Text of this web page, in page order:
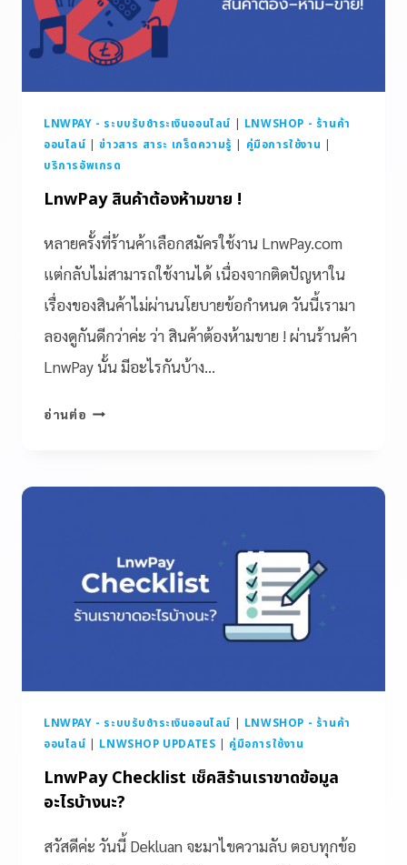
LNWPAY - ระบบรับชำระเงินออนไลน์ | LNWSHOP - ร้านค้า
ออนไลน์ |ข่าวสาร สาระ เกร็ดความรู้ | คู่มือการใช้งาน |
บริการอัพเกรด
LnwPay สินค้าต้องห้ามขาย !
หลายครั้งที่ร้านค้าเลือกสมัครใช้งาน LnwPay.com
แต่กลับไม่สามารถใช้งานได้ เนื่องจากติดปัญหาใน
เรื่องของสินค้าไม่ผ่านนโยบายข้อกำหนด วันนี้เรามา
ลองดูกันดีกว่าค่ะ ว่า สินค้าต้องห้ามขาย ! ผ่านร้านค้า
LnwPay นั้น มีอะไรกันบ้าง…
อ่านต่อ
LNWPAY - ระบบรับชำระเงินออนไลน์ | LNWSHOP - ร้านค้า
ออนไลน์ | LNWSHOP UPDATES | คู่มือการใช้งาน
LnwPay Checklist เช็คสิร้านเราขาดข้อมูล
อะไรบ้างนะ?
สวัสดีค่ะ วันนี้ Dekluan จะมาไขความลับ ตอบทุกข้อ